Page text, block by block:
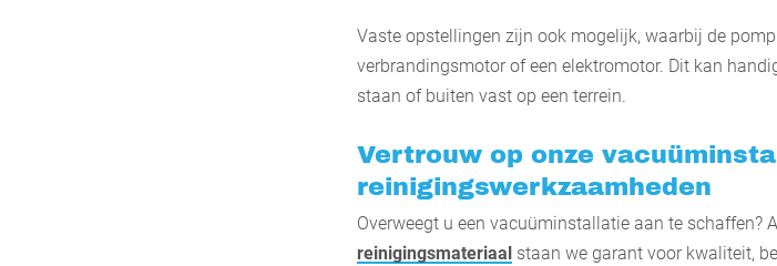
Vaste opstellingen zijn ook mogelijk, waarbij de
verbrandingsmotor of een elektromotor. Dit kan
staan of buiten vast op een terrein.
Vertrouw op onze
reinigingswerkzaamheden
Overweegt u een vacuüminstallatie aan te schaffen?
reinigingsmateriaal staan we garant voor kwaliteit,